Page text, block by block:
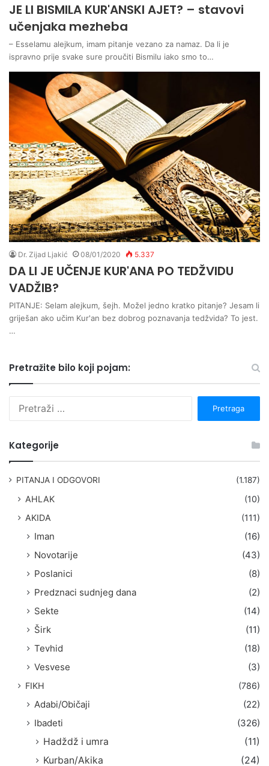
JE LI BISMILA KUR'ANSKI AJET? – stavovi
učenjaka mezheba
– Esselamu alejkum, imam pitanje vezano za namaz. Da li je
ispravno prije svake sure proučiti Bismilu iako smo to…
Dr. Zijad Ljakić 08/01/2020 5.337
DA LI JE UČENJE KUR'ANA PO TEDŽVIDU
VADŽIB?
PITANJE: Selam alejkum, šejh. Možel jedno kratko pitanje? Jesam li
griješan ako učim Kur'an bez dobrog poznavanja tedžvida? To jest.
…
Pretražite bilo koji pojam:
Kategorije
PITANJA I ODGOVORI (1.187)
AHLAK
(10)
AKIDA
(111)
Iman
(16)
Novotarije
(43)
Poslanici
(8)
Predznaci sudnjeg dana
(2)
Sekte
(14)
Širk
(11)
Tevhid
(18)
Vesvese
(3)
FIKH (786)
Adabi/Običaji
(22)
Ibadeti
(326)
Hadždž i umra
(11)
Kurban/Akika
(24)